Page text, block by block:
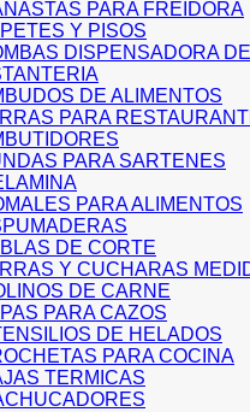
PARA FREIDORA
Y PISOS
DISPENSADORA
DE ALIMENTOS
PARA
PARA SARTENES
PARA ALIMENTOS
DE CORTE
Y CUCHARAS
DE CARNE
PARA CAZOS
DE HELADOS
PARA COCINA
TERMICAS